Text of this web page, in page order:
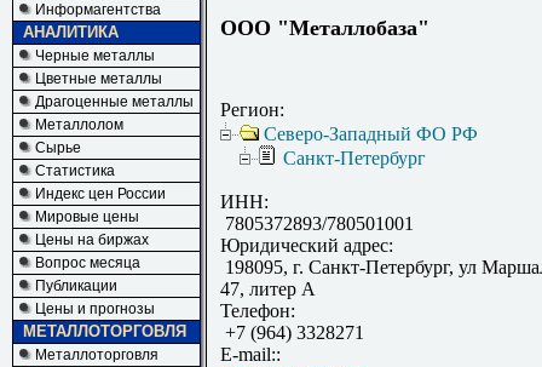
Информагентства
АНАЛИТИКА
Черные металлы
Цветные металлы
Драгоценные металлы
Металлолом
Сырье
Статистика
Индекс цен России
Мировые цены
Цены на биржах
Вопрос месяца
Публикации
Цены и прогнозы
МЕТАЛЛОТОРГОВЛЯ
Металлоторговля
ООО "Металлобаза"
Регион:
Северо-Западный ФО РФ
Санкт-Петербург
ИНН:
7805372893/780501001
Юридический адрес:
198095, г. Санкт-Петербург, ул
47, литер А
Телефон:
+7 (964) 3328271
E-mail::